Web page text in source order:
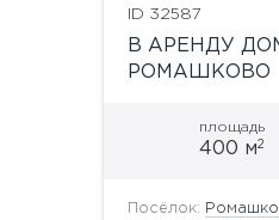
ID 32587
В АРЕНДУ
РОМАШКОВО
площадь
400 м2
Посёлок: